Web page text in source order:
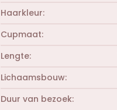
Haarkleur
Cupmaat
Lengte
Lichaamsbouw
Duur van bezoek